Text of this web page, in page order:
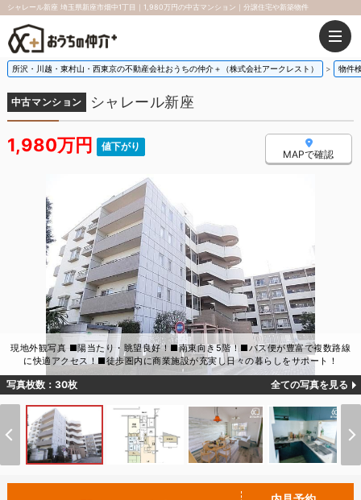
シャレール新座 埼玉県新座市畑中1丁目｜1,980万円の中古マンション｜分譲住宅や新築物件
所沢・川越・東村山・西東京の不動産会社おうちの仲介＋（株式会社アークレスト） 物件
中古マンション シャレール新座
1,980万円 値下がり
MAPで確認
現地外観写真 ■陽当たり・眺望良好！■南東向き5階！■バス便が豊富で複数路線
に快適アクセス！■徒歩圏内に商業施設が充実し日々の暮らしをサポート！
写真枚数：30枚 全ての写真を見る